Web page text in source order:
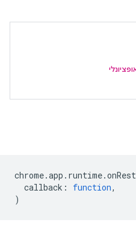
chrome. app.runtime.
callback: function